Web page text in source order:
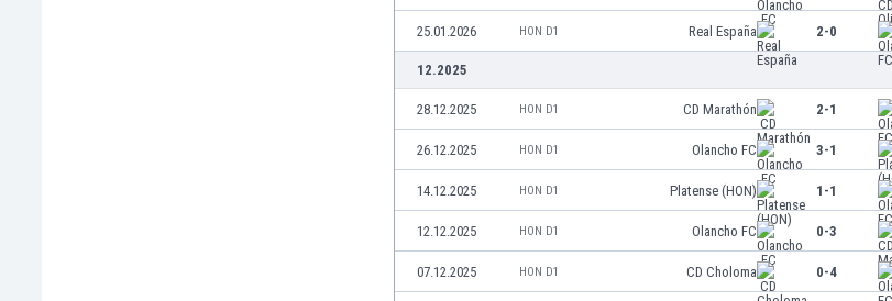
25.01.2026 HON D1 Real España 2-0
12.2025
28.12.2025 HON D1 CD Marathón 2-1
26.12.2025 HON D1 Olancho FC 3-1
14.12.2025 HON D1 Platense (HON) 1-1
12.12.2025 HON D1 Olancho FC 0-3
07.12.2025 HON D1 CD Choloma 0-4